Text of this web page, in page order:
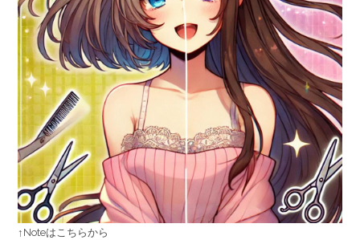
↑Noteはこちらから